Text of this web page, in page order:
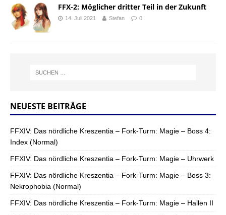
FFX-2: Möglicher dritter Teil in der Zukunft
14. Juli 2021 Stefan 0
NEUESTE BEITRÄGE
FFXIV: Das nördliche Kreszentia – Fork-Turm: Magie – Boss 4:
Index (Normal)
FFXIV: Das nördliche Kreszentia – Fork-Turm: Magie – Uhrwerk
FFXIV: Das nördliche Kreszentia – Fork-Turm: Magie – Boss 3:
Nekrophobia (Normal)
FFXIV: Das nördliche Kreszentia – Fork-Turm: Magie – Hallen II